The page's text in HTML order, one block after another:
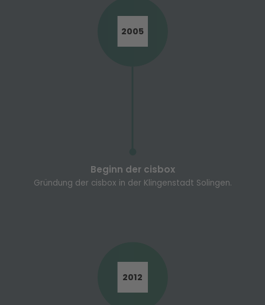
2005
Beginn der cisbox
Gründung der cisbox in der Klingenstadt Solingen.
2012